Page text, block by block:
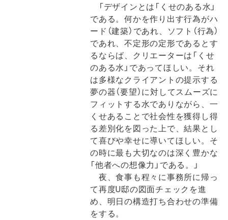
「デザインとは「くせのある水」
である。何かを作り出す行為がハ
ード（建築）であれ、ソフト（行為）
であれ、不定形の定形であるとす
るならば、クリエーターは「くせ
のある水」であってほしい。それ
は多様なクライアントの提示する
夢の器（要望）に対してスムーズに
フィットする水でありながら、一
くせあることで社会性を獲得し得
る差別化を図った上で、結果とし
て喜びや幸せに導いてほしい。そ
の時に最も大切なのは深く豊かな
「他者への想像力」である。」
夜、食事も程々に事務所に帰っ
て再度U邸の図面チェックを進
め、明日の構造打ち合わせの準備
をする。